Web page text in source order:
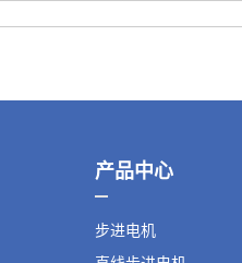
产品中心
步进电机